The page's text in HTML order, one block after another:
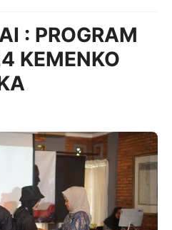
: PROGRAM
KEMENKO